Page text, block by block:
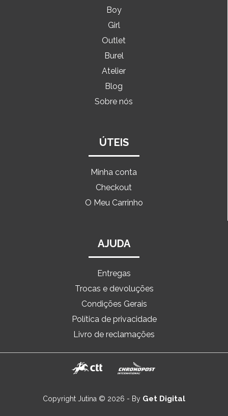
Boy
Girl
Outlet
Burel
Atelier
Blog
Sobre nós
ÚTEIS
Minha conta
Checkout
O Meu Carrinho
AJUDA
Entregas
Trocas e devoluções
Condições Gerais
Política de privacidade
Livro de reclamações
Copyright Jutina © 2026 - By Get Digital